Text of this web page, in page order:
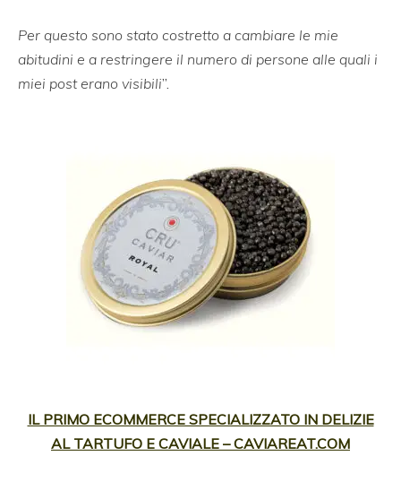
Per questo sono stato costretto a cambiare le mie
abitudini e a restringere il numero di persone alle quali i
miei post erano visibili”.
IL PRIMO ECOMMERCE SPECIALIZZATO IN DELIZIE
AL TARTUFO E CAVIALE – CAVIAREAT.COM